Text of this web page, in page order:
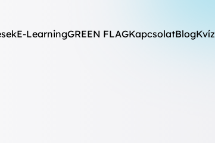
E-LearningGREEN FLAGKapcsolatBlogKvíz